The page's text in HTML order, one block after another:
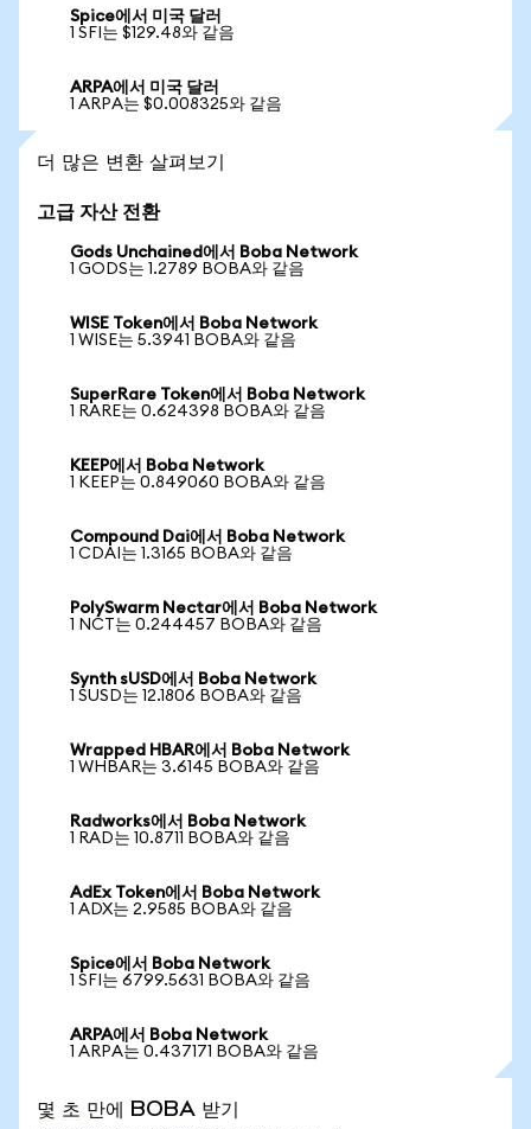
Spice에서 미국 달러
1 SFI는 $129.48와 같음
ARPA에서 미국 달러
1 ARPA는 $0.008325와 같음
더 많은 변환 살펴보기
고급 자산 전환
Gods Unchained에서 Boba Network
1 GODS는 1.2789 BOBA와 같음
WISE Token에서 Boba Network
1 WISE는 5.3941 BOBA와 같음
SuperRare Token에서 Boba Network
1 RARE는 0.624398 BOBA와 같음
KEEP에서 Boba Network
1 KEEP는 0.849060 BOBA와 같음
Compound Dai에서 Boba Network
1 CDAI는 1.3165 BOBA와 같음
PolySwarm Nectar에서 Boba Network
1 NCT는 0.244457 BOBA와 같음
Synth sUSD에서 Boba Network
1 SUSD는 12.1806 BOBA와 같음
Wrapped HBAR에서 Boba Network
1 WHBAR는 3.6145 BOBA와 같음
Radworks에서 Boba Network
1 RAD는 10.8711 BOBA와 같음
AdEx Token에서 Boba Network
1 ADX는 2.9585 BOBA와 같음
Spice에서 Boba Network
1 SFI는 6799.5631 BOBA와 같음
ARPA에서 Boba Network
1 ARPA는 0.437171 BOBA와 같음
몇 초 만에 BOBA 받기